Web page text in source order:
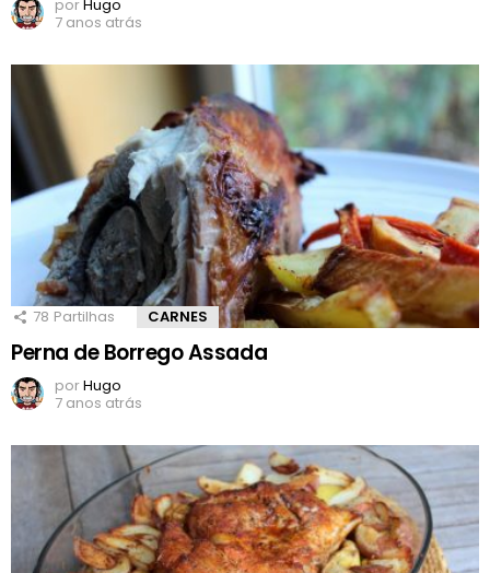
porHugo
7 anos atrás
78 Partilhas CARNES
Perna de Borrego Assada
porHugo
7 anos atrás